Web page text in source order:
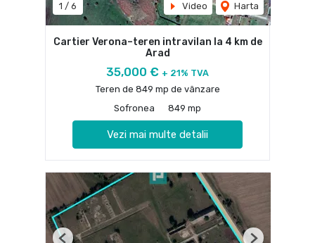
1 / 6 Video Harta
Cartier Verona–teren intravilan la 4 km de
Arad
35,000 € + 21% TVA
Teren de 849 mp de vânzare
Sofronea
849 mp
Vezi mai multe detalii